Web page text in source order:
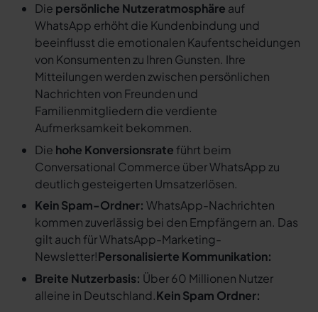
Die persönliche Nutzeratmosphäre auf
WhatsApp erhöht die Kundenbindung und
beeinflusst die emotionalen Kaufentscheidungen
von Konsumenten zu Ihren Gunsten. Ihre
Mitteilungen werden zwischen persönlichen
Nachrichten von Freunden und
Familienmitgliedern die verdiente
Aufmerksamkeit bekommen.
Die hohe Konversionsrate führt beim
Conversational Commerce über WhatsApp zu
deutlich gesteigerten Umsatzerlösen.
Kein Spam-Ordner: WhatsApp-Nachrichten
kommen zuverlässig bei den Empfängern an. Das
gilt auch für WhatsApp-Marketing-
Newsletter!Personalisierte Kommunikation:
Breite Nutzerbasis: Über 60 Millionen Nutzer
alleine in Deutschland.Kein Spam Ordner: